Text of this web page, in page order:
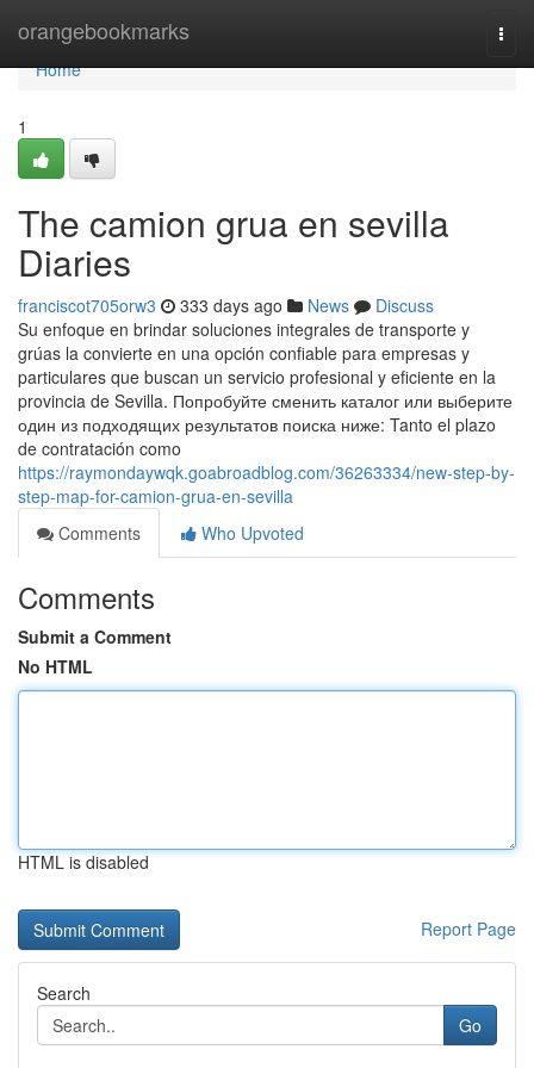
orangebookmarks
Home
Home
1
The camion grua en sevilla
Diaries
franciscot705orw3 333 days ago News
Discuss
Su enfoque en brindar soluciones integrales de transporte y
grúas la convierte en una opción confiable para empresas y
particulares que buscan un servicio profesional y eficiente en la
provincia de Sevilla. Попробуйте сменить каталог или выберите
один из подходящих результатов поиска ниже: Tanto el plazo
de contratación como
https://raymondaywqk.goabroadblog.com/36263334/new-step-by-
step-map-for-camion-grua-en-sevilla
Comments
Who Upvoted
Comments
Submit a Comment
No HTML
HTML is disabled
Report Page
Search
Go